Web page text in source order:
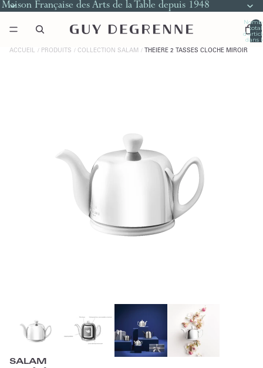
Maison Française des Arts de la Table depuis 1948
total
dans
ACCUEIL PRODUITS COLLECTION SALAM THÉIÈRE 2 TASSES CLOCHE MIROIR
SALAM